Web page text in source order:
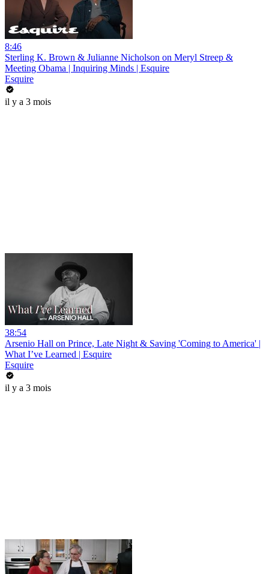
8:46
Sterling K. Brown & Julianne Nicholson on Meryl Streep &
Meeting Obama | Inquiring Minds | Esquire
Esquire
il y a 3 mois
38:54
Arsenio Hall on Prince, Late Night & Saving 'Coming to America' |
What I’ve Learned | Esquire
Esquire
il y a 3 mois